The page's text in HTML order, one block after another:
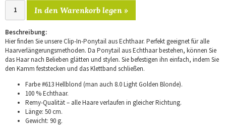
In den Warenkorb legen »
Beschreibung:
Hier finden Sie unsere Clip-In-Ponytail aus Echthaar. Perfekt geeignet für alle
Haarverlängerungsmethoden. Da Ponytail aus Echthaar bestehen, können Sie
das Haar nach Belieben glätten und stylen. Sie befestigen ihn einfach, indem Sie
den Kamm feststecken und das Klettband schließen.
Farbe #613 Hellblond (man auch 8.0 Light Golden Blonde).
100 % Echthaar.
Remy-Qualität – alle Haare verlaufen in gleicher Richtung.
Länge: 50 cm.
Gewicht: 90 g.